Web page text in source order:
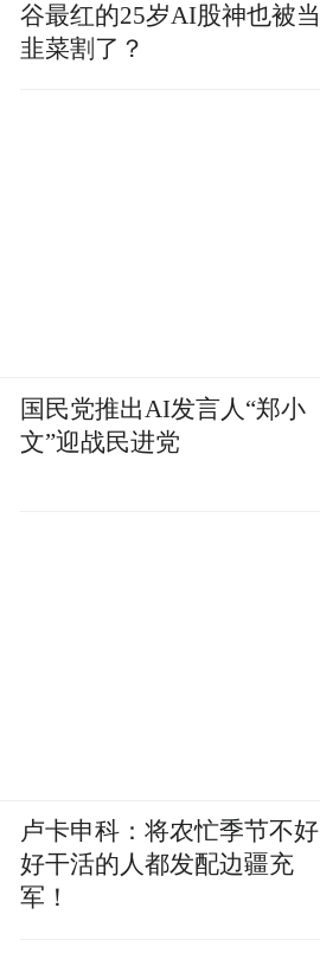
谷最红的25岁AI股神也被当
韭菜割了？
国民党推出AI发言人“郑小
文”迎战民进党
卢卡申科：将农忙季节不好
好干活的人都发配边疆充
军！